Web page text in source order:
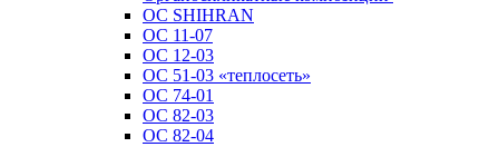
ОС SHIHRAN
ОС 11-07
ОС 12-03
ОС 51-03 «теплосеть»
ОС 74-01
ОС 82-03
ОС 82-04